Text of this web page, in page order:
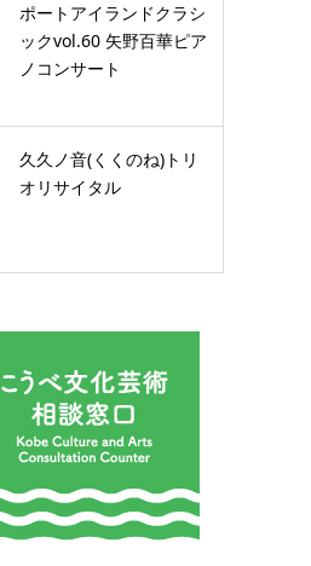
ポートアイランドクラシ
ックvol.60 矢野百華ピア
ノコンサート
久久ノ音(くくのね)トリ
オリサイタル